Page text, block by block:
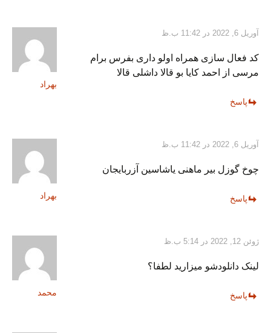
بهراد
آوریل 6, 2022 در 11:42 ب.ظ
کد فعال سازی همراه اولو داری بفرس برام
مرسی از احمد کایا بو قالا داشلی قالا
پاسخ
بهراد
آوریل 6, 2022 در 11:42 ب.ظ
چوخ گوزل بیر ماهنی یاشاسین آزربایجان
پاسخ
محمد
ژوئن 12, 2022 در 5:14 ب.ظ
لینک دانلودشو میزارید لطفا؟
پاسخ